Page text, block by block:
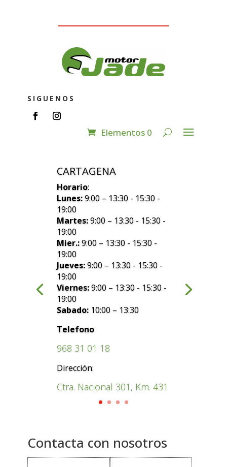
SIGUENOS
Elementos 0
CARTAGENA
Horario:
Lunes:9:00 – 13:30 - 15:30 -
19:00
Martes:9:00 – 13:30 - 15:30 -
19:00
Mier.:9:00 – 13:30 - 15:30 -
19:00
Jueves:9:00 – 13:30 - 15:30 -
19:00
Viernes:9:00 – 13:30 - 15:30 -
19:00
Sabado: 10:00 – 13:30
Telefono:
968 31 01 18
Dirección:
Ctra. Nacional 301, Km. 431
Contacta con nosotros